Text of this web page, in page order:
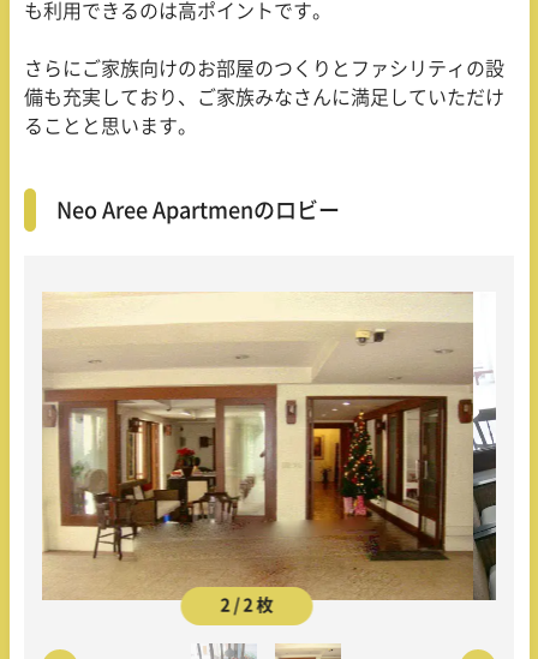
も利用できるのは高ポイントです。
さらにご家族向けのお部屋のつくりとファシリティの設
備も充実しており、ご家族みなさんに満足していただけ
ることと思います。
Neo Aree Apartmenのロビー
2 / 2 枚